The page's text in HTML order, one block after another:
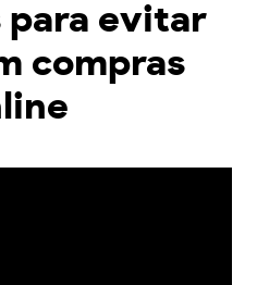
para evitar
compras